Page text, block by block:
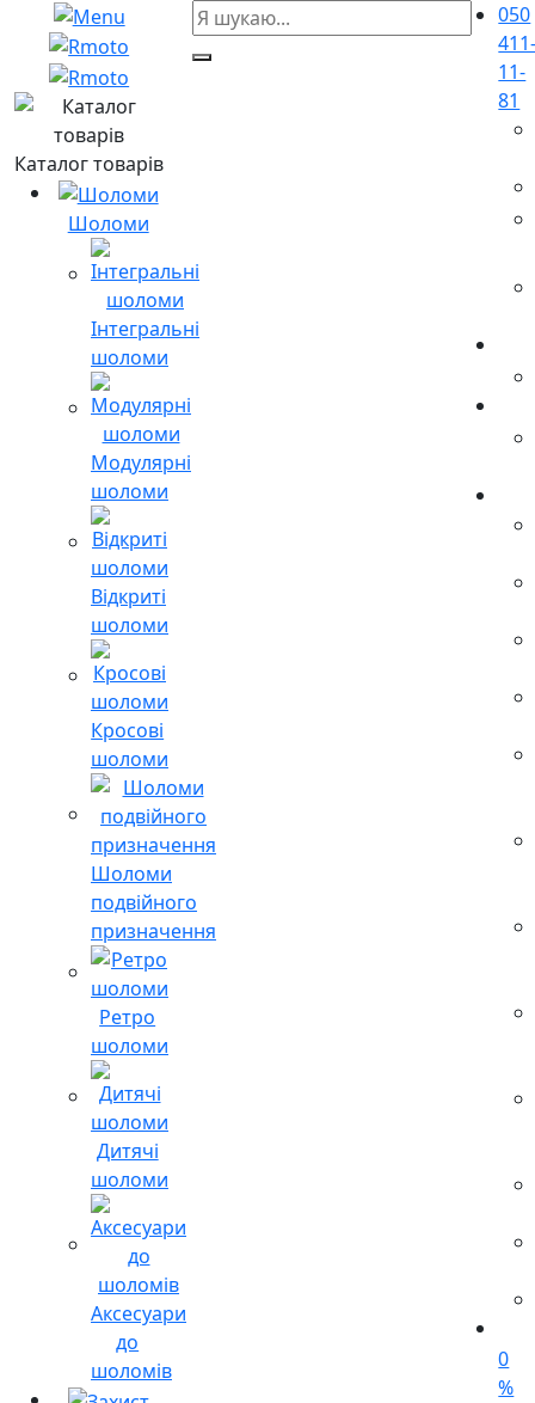
Каталог товарів
Шоломи
Інтегральні
шоломи
Модулярні
шоломи
Відкриті
шоломи
Кросові
шоломи
Шоломи
подвійного
призначення
Ретро
шоломи
Дитячі
шоломи
Аксесуари
до
шоломів
050
11-
81
0
%